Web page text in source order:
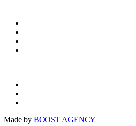
Made by BOOST AGENCY